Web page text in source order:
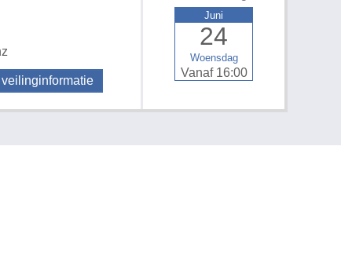
Woensdag
24
Juni
Vanaf 16:00